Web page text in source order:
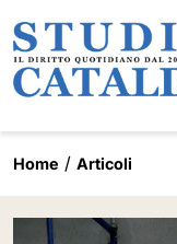
Home Articoli